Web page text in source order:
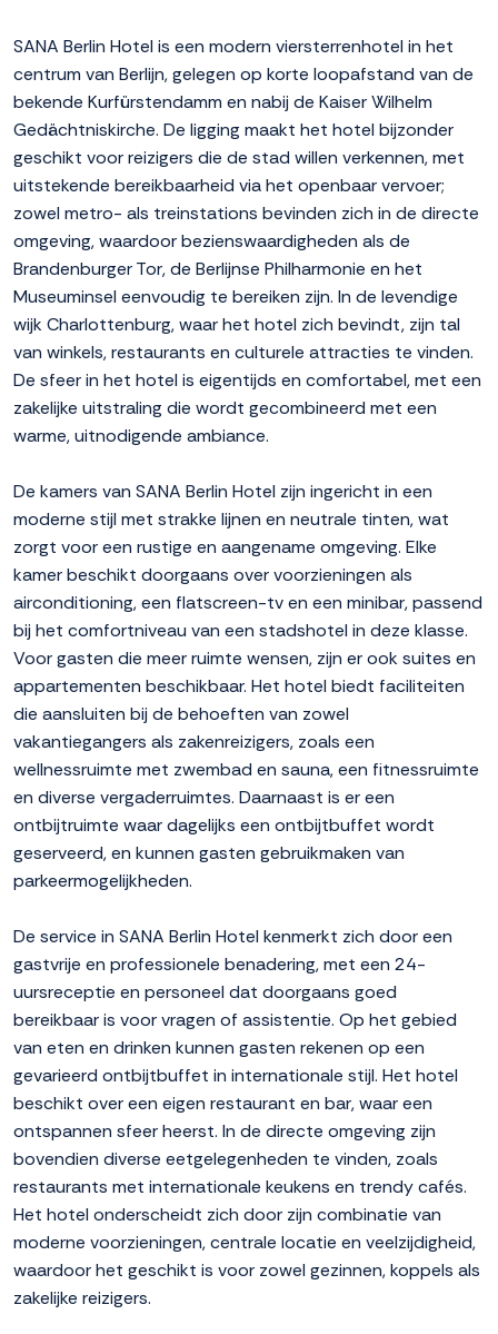
SANA Berlin Hotel is een modern viersterrenhotel in het
centrum van Berlijn, gelegen op korte loopafstand van de
bekende Kurfürstendamm en nabij de Kaiser Wilhelm
Gedächtniskirche. De ligging maakt het hotel bijzonder
geschikt voor reizigers die de stad willen verkennen, met
uitstekende bereikbaarheid via het openbaar vervoer;
zowel metro- als treinstations bevinden zich in de directe
omgeving, waardoor bezienswaardigheden als de
Brandenburger Tor, de Berlijnse Philharmonie en het
Museuminsel eenvoudig te bereiken zijn. In de levendige
wijk Charlottenburg, waar het hotel zich bevindt, zijn tal
van winkels, restaurants en culturele attracties te vinden.
De sfeer in het hotel is eigentijds en comfortabel, met een
zakelijke uitstraling die wordt gecombineerd met een
warme, uitnodigende ambiance.
De kamers van SANA Berlin Hotel zijn ingericht in een
moderne stijl met strakke lijnen en neutrale tinten, wat
zorgt voor een rustige en aangename omgeving. Elke
kamer beschikt doorgaans over voorzieningen als
airconditioning, een flatscreen-tv en een minibar, passend
bij het comfortniveau van een stadshotel in deze klasse.
Voor gasten die meer ruimte wensen, zijn er ook suites en
appartementen beschikbaar. Het hotel biedt faciliteiten
die aansluiten bij de behoeften van zowel
vakantiegangers als zakenreizigers, zoals een
wellnessruimte met zwembad en sauna, een fitnessruimte
en diverse vergaderruimtes. Daarnaast is er een
ontbijtruimte waar dagelijks een ontbijtbuffet wordt
geserveerd, en kunnen gasten gebruikmaken van
parkeermogelijkheden.
De service in SANA Berlin Hotel kenmerkt zich door een
gastvrije en professionele benadering, met een 24-
uursreceptie en personeel dat doorgaans goed
bereikbaar is voor vragen of assistentie. Op het gebied
van eten en drinken kunnen gasten rekenen op een
gevarieerd ontbijtbuffet in internationale stijl. Het hotel
beschikt over een eigen restaurant en bar, waar een
ontspannen sfeer heerst. In de directe omgeving zijn
bovendien diverse eetgelegenheden te vinden, zoals
restaurants met internationale keukens en trendy cafés.
Het hotel onderscheidt zich door zijn combinatie van
moderne voorzieningen, centrale locatie en veelzijdigheid,
waardoor het geschikt is voor zowel gezinnen, koppels als
zakelijke reizigers.